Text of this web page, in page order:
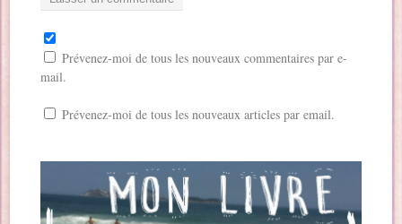
Prévenez-moi de tous les nouveaux commentaires par e-
mail.
Prévenez-moi de tous les nouveaux articles par email.